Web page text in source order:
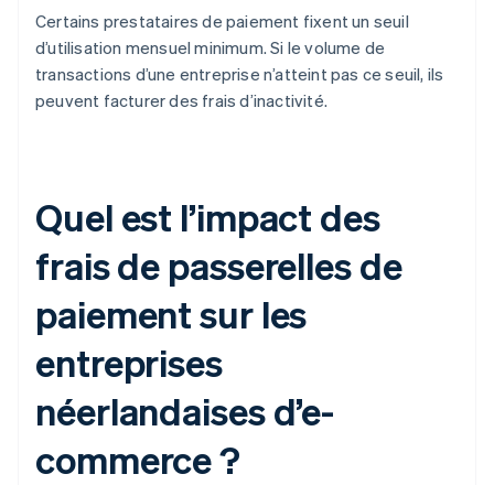
Certains prestataires de paiement fixent un seuil
d’utilisation mensuel minimum. Si le volume de
transactions d’une entreprise n’atteint pas ce seuil, ils
peuvent facturer des frais d’inactivité.
Quel est l’impact des
frais de passerelles de
paiement sur les
entreprises
néerlandaises d’e-
commerce ?